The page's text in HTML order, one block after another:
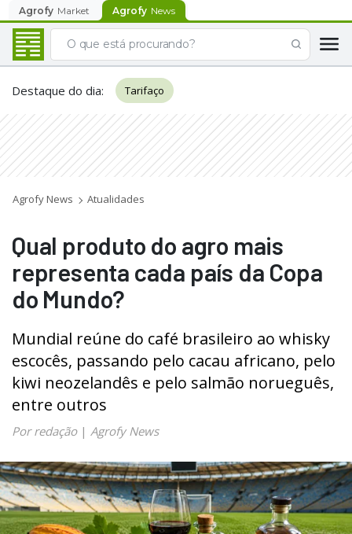
Agrofy Market Agrofy News
Destaque do dia: Tarifaço
Agrofy News Atualidades
Qual produto do agro mais
representa cada país da Copa
do Mundo?
Mundial reúne do café brasileiro ao whisky
escocês, passando pelo cacau africano, pelo
kiwi neozelandês e pelo salmão norueguês,
entre outros
Por redação| Agrofy News